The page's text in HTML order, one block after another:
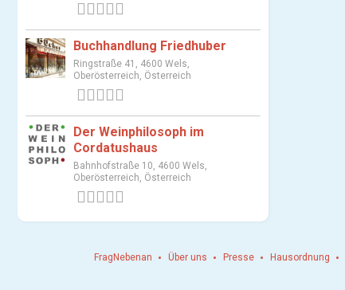
Buchhandlung Friedhuber
Ringstraße 41, 4600 Wels,
Oberösterreich, Österreich
Der Weinphilosoph im
Cordatushaus
Bahnhofstraße 10, 4600 Wels,
Oberösterreich, Österreich
FragNebenan Über uns Presse Hausordnung